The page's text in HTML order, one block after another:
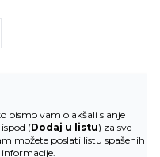
bismo vam olakšali slanje
(Dodaj u listu) za sve
možete poslati listu spašenih